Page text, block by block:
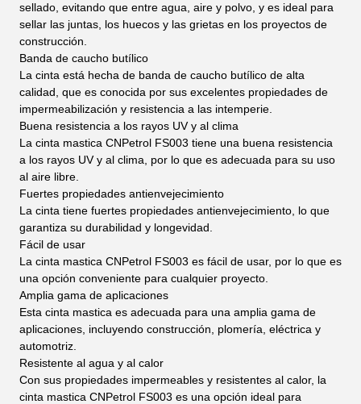
sellado, evitando que entre agua, aire y polvo, y es ideal para
sellar las juntas, los huecos y las grietas en los proyectos de
construcción.
Banda de caucho butílico
La cinta está hecha de banda de caucho butílico de alta
calidad, que es conocida por sus excelentes propiedades de
impermeabilización y resistencia a las intemperie.
Buena resistencia a los rayos UV y al clima
La cinta mastica CNPetrol FS003 tiene una buena resistencia
a los rayos UV y al clima, por lo que es adecuada para su uso
al aire libre.
Fuertes propiedades antienvejecimiento
La cinta tiene fuertes propiedades antienvejecimiento, lo que
garantiza su durabilidad y longevidad.
Fácil de usar
La cinta mastica CNPetrol FS003 es fácil de usar, por lo que es
una opción conveniente para cualquier proyecto.
Amplia gama de aplicaciones
Esta cinta mastica es adecuada para una amplia gama de
aplicaciones, incluyendo construcción, plomería, eléctrica y
automotriz.
Resistente al agua y al calor
Con sus propiedades impermeables y resistentes al calor, la
cinta mastica CNPetrol FS003 es una opción ideal para